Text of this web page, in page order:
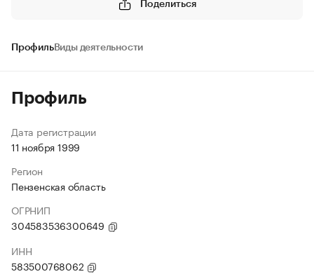
Поделиться
ПрофильВиды деятельности
Профиль
Дата регистрации
11 ноября 1999
Регион
Пензенская область
ОГРНИП
304583536300649
ИНН
583500768062